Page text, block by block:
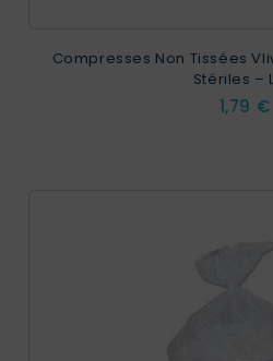
Compresses Non Tissées
Stériles –
Prix
1,79 €